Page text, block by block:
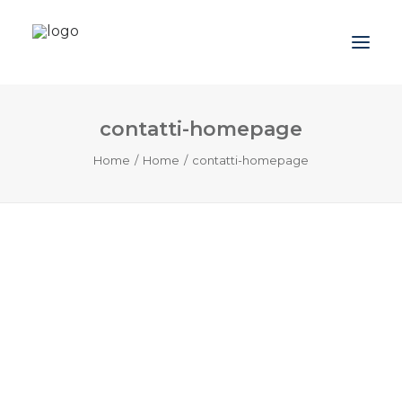
contatti-homepage
Home Home contatti-homepage